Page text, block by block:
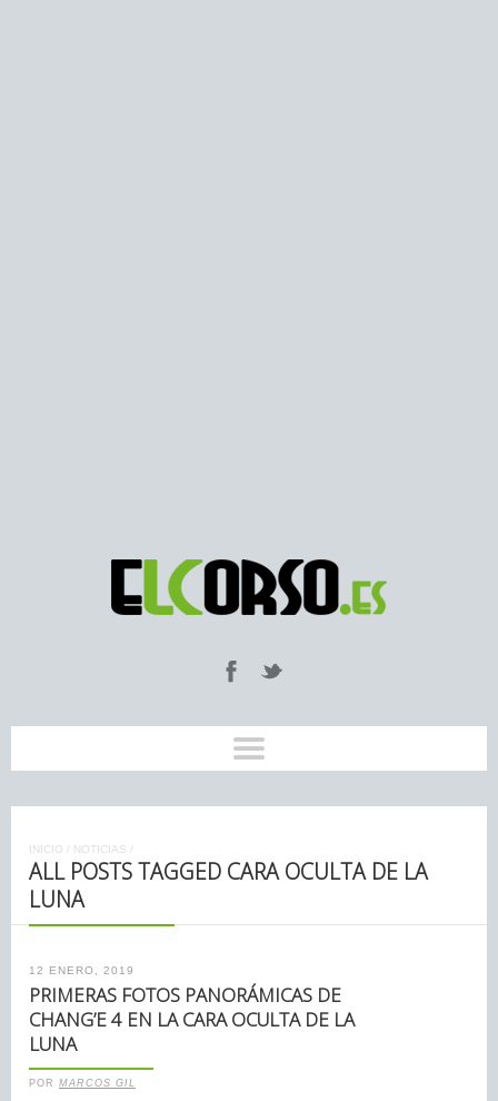
INICIO / NOTICIAS /
ALL POSTS TAGGED CARA OCULTA DE LA
LUNA
12 ENERO, 2019
PRIMERAS FOTOS PANORÁMICAS DE
CHANG’E 4 EN LA CARA OCULTA DE LA
LUNA
POR MARCOS GIL